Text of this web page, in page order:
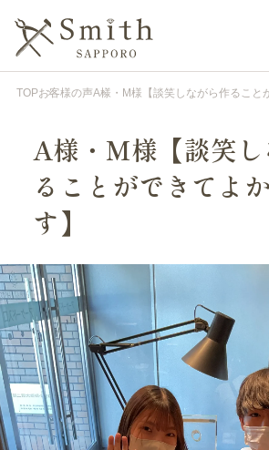
TOPお客様の声A様・M様【談笑しながら作ること
A様・M様【談笑
ることができてよ
す】